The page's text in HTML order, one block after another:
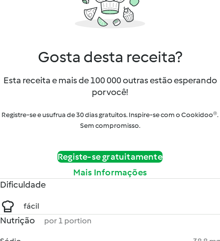
Gosta desta receita?
Esta receita e mais de 100 000 outras estão esperando
por você!
Registre-se e usufrua de 30 dias gratuitos. Inspire-se com o Cookidoo®.
Sem compromisso.
Registe-se gratuitamente
Mais Informações
Dificuldade
fácil
Nutrição por 1 portion